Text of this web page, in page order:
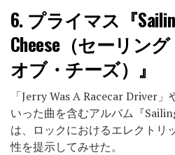
6. プライマス『
Cheese（セーリン
オブ・チーズ）』
「Jerry Was A Racecar Driver
いった曲を含むアルバム『
は、ロックにおけるエレクトリ
性を提示してみせた。